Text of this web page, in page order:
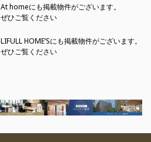
At homeにも掲載物件がございます。
ぜひご覧ください
LIFULL HOME’Sにも掲載物件がございます。
ぜひご覧ください